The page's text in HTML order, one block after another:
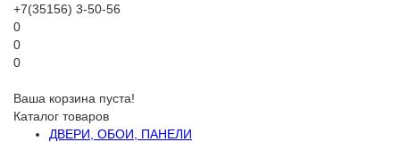
+7(35156) 3-50-56
0
0
0
Ваша корзина пуста!
Каталог товаров
ДВЕРИ, ОБОИ, ПАНЕЛИ